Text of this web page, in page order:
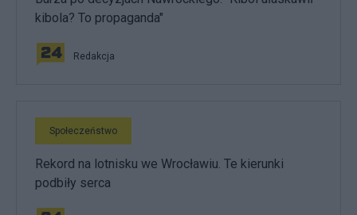
kibola? To propaganda"
Redakcja
Społeczeństwo
Rekord na lotnisku we Wrocławiu. Te kierunki
podbiły serca